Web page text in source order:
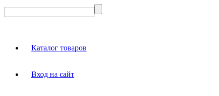
Каталог товаров
Вход на сайт